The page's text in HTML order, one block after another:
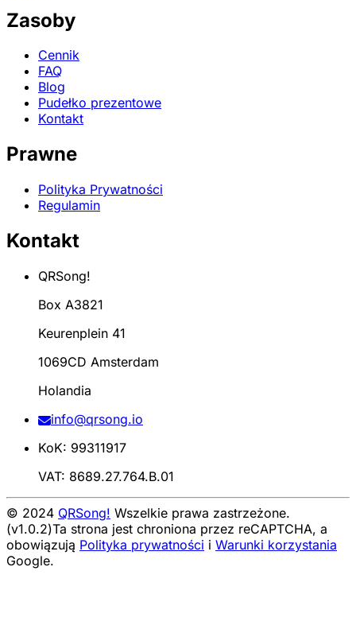
Zasoby
Cennik
FAQ
Blog
Pudełko prezentowe
Kontakt
Prawne
Polityka Prywatności
Regulamin
Kontakt
QRSong!
Box A3821
Keurenplein 41
1069CD Amsterdam
Holandia
info@qrsong.io
KoK: 99311917
VAT: 8689.27.764.B.01
© 2024 QRSong! Wszelkie prawa zastrzeżone.
(v1.0.2)Ta strona jest chroniona przez reCAPTCHA, a
obowiązują Polityka prywatności i Warunki korzystania
Google.